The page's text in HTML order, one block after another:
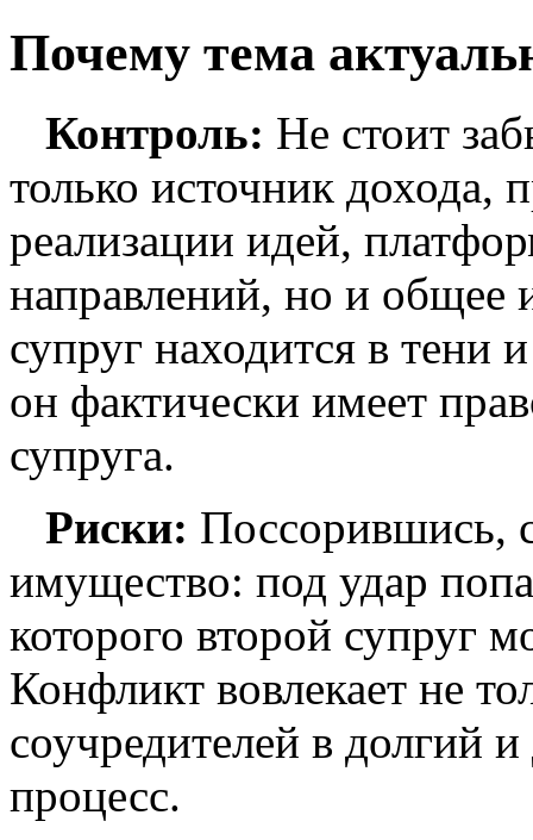
Почему тема
Контроль: Не стоит
только источник дохода,
реализации идей,
направлений, но и общее
супруг находится в тени
он фактически имеет
супруга.
Риски: Поссорившись,
имущество: под удар
которого второй супруг
Конфликт вовлекает не
соучредителей в долгий
процесс.